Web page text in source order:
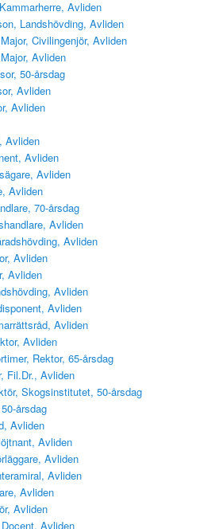
Avliden
Landshövding, Avliden
Civilingenjör, Avliden
Avliden
50-årsdag
Avliden
Avliden
Avliden
Avliden
Avliden
Avliden
70-årsdag
Avliden
Avliden
Avliden
Avliden
Avliden
Avliden
Avliden
Avliden
Rektor, 65-årsdag
Fil.Dr., Avliden
Skogsinstitutet, 50-årsdag
årsdag
Avliden
Avliden
Avliden
Avliden
Avliden
Avliden
Avliden